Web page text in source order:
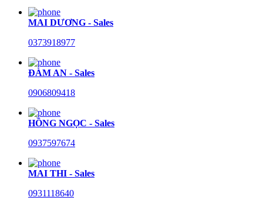
MAI DƯƠNG - Sales
0373918977
ĐÀM AN - Sales
0906809418
HỒNG NGỌC - Sales
0937597674
MAI THI - Sales
0931118640